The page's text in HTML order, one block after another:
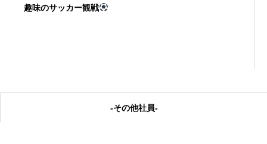
趣味のサッカー観戦
-その他社員-